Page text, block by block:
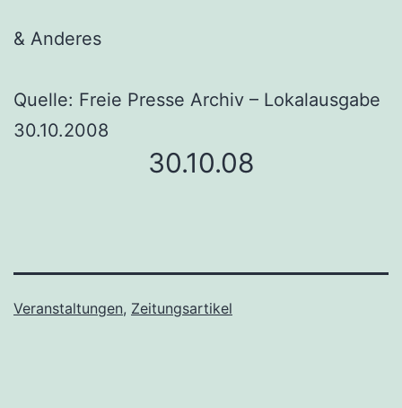
& Anderes
Quelle: Freie Presse Archiv – Lokalausgabe
30.10.2008
30.10.08
Veranstaltungen, Zeitungsartikel